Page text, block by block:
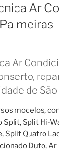
Ar
Ar
de São
modelos,
Split, Split Hi-
Split Quatro
Duto,